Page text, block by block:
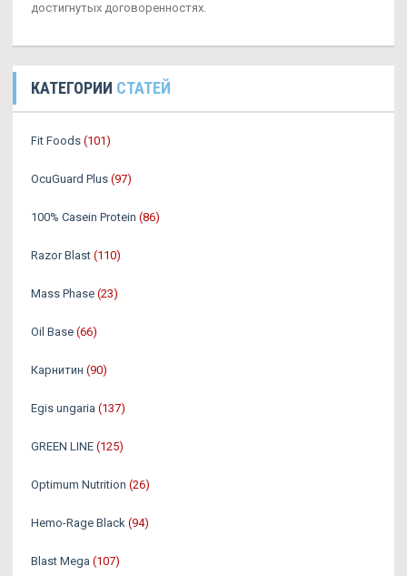
достигнутых договоренностях.
КАТЕГОРИИ СТАТЕЙ
Fit Foods (101)
OcuGuard Plus (97)
100% Casein Protein (86)
Razor Blast (110)
Mass Phase (23)
Oil Base (66)
Карнитин (90)
Egis ungaria (137)
GREEN LINE (125)
Optimum Nutrition (26)
Hemo-Rage Black (94)
Blast Mega (107)